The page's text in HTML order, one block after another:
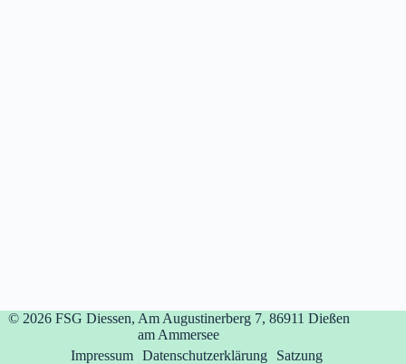
© 2026 FSG Diessen, Am Augustinerberg 7, 86911 Dießen
am Ammersee
Impressum Datenschutzerklärung Satzung